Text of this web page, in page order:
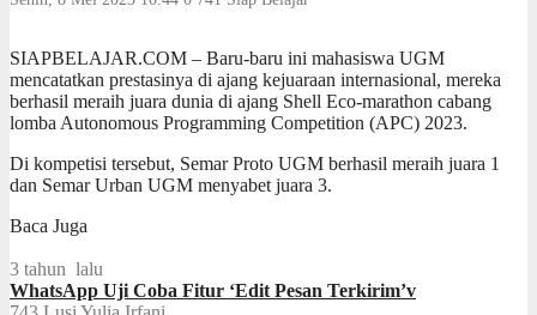
SIAPBELAJAR.COM – Baru-baru ini mahasiswa UGM
mencatatkan prestasinya di ajang kejuaraan internasional, mereka
berhasil meraih juara dunia di ajang Shell Eco-marathon cabang
lomba Autonomous Programming Competition (APC) 2023.
Di kompetisi tersebut, Semar Proto UGM berhasil meraih juara 1
dan Semar Urban UGM menyabet juara 3.
Baca Juga
3 tahun lalu
WhatsApp Uji Coba Fitur ‘Edit Pesan Terkirim’v